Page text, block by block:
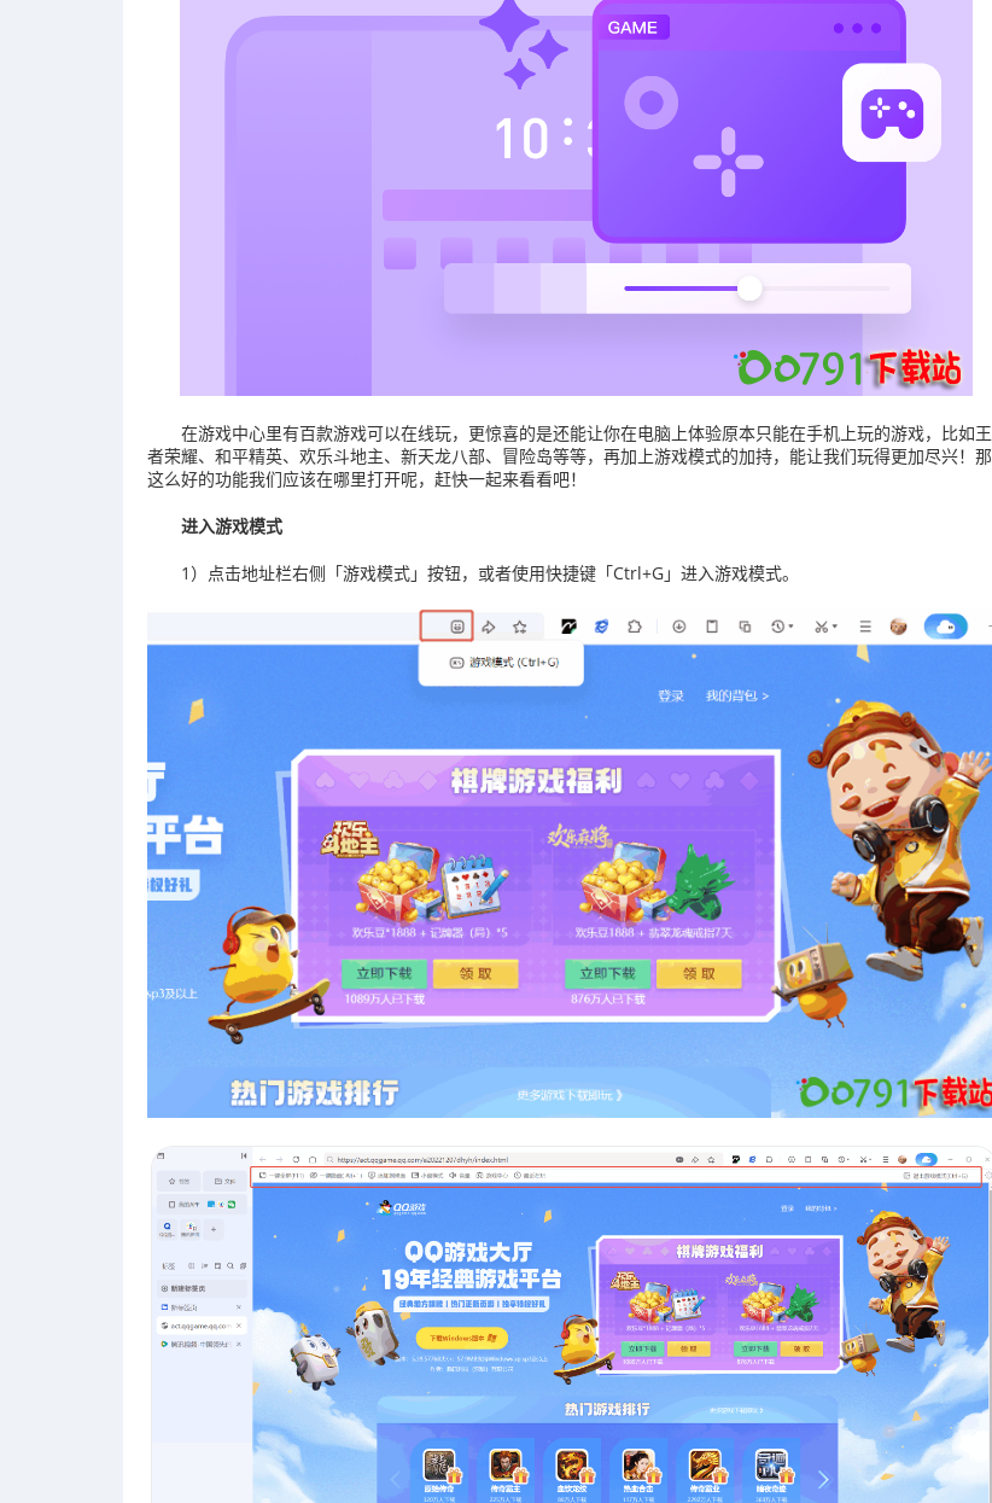
在游戏中心里有百款游戏可以在线玩，更惊喜的是还能让你在电脑上体验原本只能在手机上玩的游戏，比如王
者荣耀、和平精英、欢乐斗地主、新天龙八部、冒险岛等等，再加上游戏模式的加持，能让我们玩得更加尽兴！那
这么好的功能我们应该在哪里打开呢，赶快一起来看看吧！
进入游戏模式
1）点击地址栏右侧「游戏模式」按钮，或者使用快捷键「Ctrl+G」进入游戏模式。